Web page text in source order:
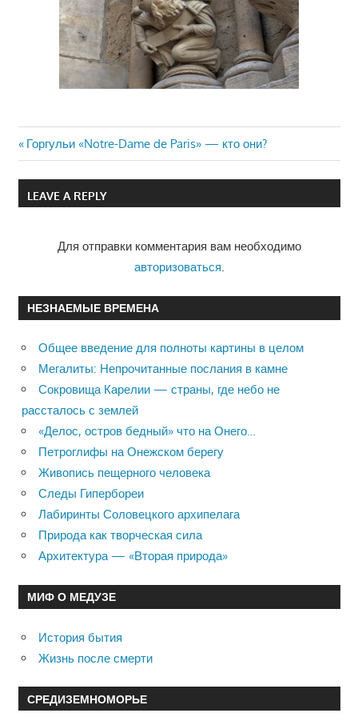
Навигация
по
Previous
Post:
Горгульи «Notre-Dame de Paris» — кто они?
LEAVE A REPLY
Для отправки комментария вам необходимо
авторизоваться.
НЕЗНАЕМЫЕ ВРЕМЕНА
Общее введение для полноты картины в целом
Мегалиты: Непрочитанные послания в камне
Сокровища Карелии — страны, где небо не
рассталось с землей
«Делос, остров бедный» что на Онего…
Петроглифы на Онежском берегу
Живопись пещерного человека
Следы Гипербореи
Лабиринты Соловецкого архипелага
Природа как творческая сила
Архитектура — «Вторая природа»
МИФ О МЕДУЗЕ
История бытия
Жизнь после смерти
СРЕДИЗЕМНОМОРЬЕ